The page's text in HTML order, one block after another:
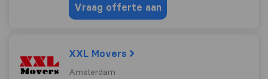
Vraag offerte aan
XXL Movers
Amsterdam